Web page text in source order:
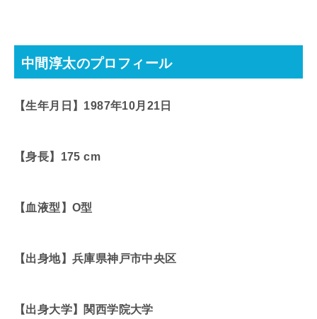
中間淳太のプロフィール
【生年月日】1987年10月21日
【身長】175 cm
【血液型】O型
【出身地】兵庫県神戸市中央区
【出身大学】関西学院大学